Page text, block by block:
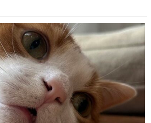
を数十周して丸暗記した。読み書きに
ーの指摘は激減し、上級の表現を教え
。